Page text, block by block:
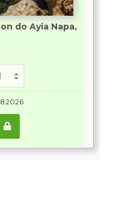
do Ayia Napa,